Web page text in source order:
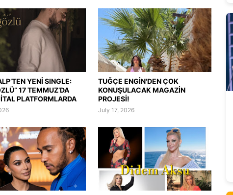
YENİ SINGLE:
17 TEMMUZ’DA
PLATFORMLARDA
TUĞÇE ENGİN'DEN ÇOK
KONUŞULACAK MAGAZİN
PROJESİ!
July 17, 2026